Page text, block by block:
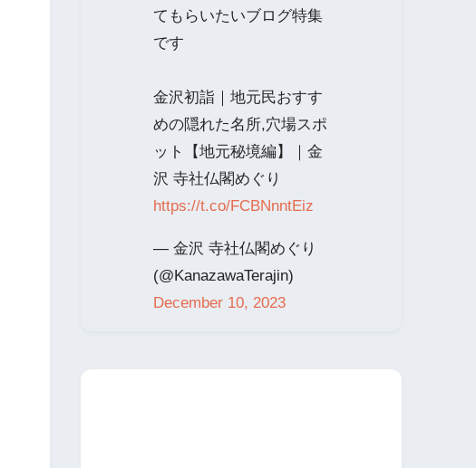
てもらいたいブログ特集
です
金沢初詣｜地元民おすす
めの隠れた名所,穴場スポ
ット【地元秘境編】｜金
沢 寺社仏閣めぐり
https://t.co/FCBNnntEiz
— 金沢 寺社仏閣めぐり
(@KanazawaTerajin)
December 10, 2023